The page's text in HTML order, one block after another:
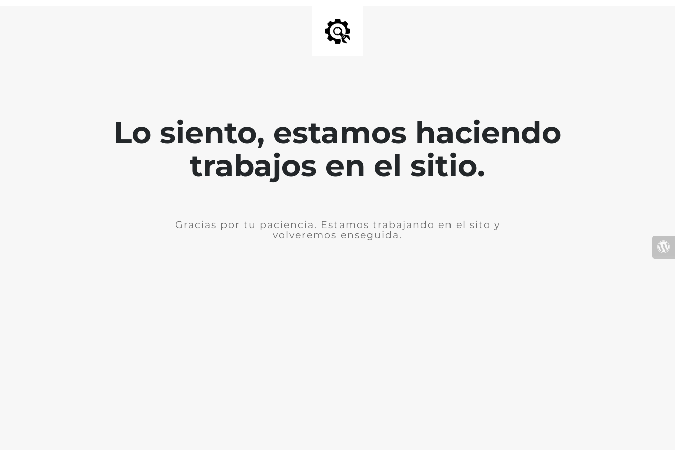
Lo siento, estamos haciendo
trabajos en el sitio.
Gracias por tu paciencia. Estamos trabajando en el sito y
volveremos enseguida.